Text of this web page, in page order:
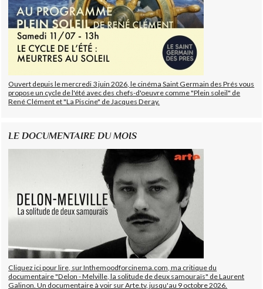
Ouvert depuis le mercredi 3 juin 2026, le cinéma Saint Germain des Prés vous
propose un cycle de l'été avec des chefs-d'oeuvre comme "Plein soleil" de
René Clément et "La Piscine" de Jacques Deray.
LE DOCUMENTAIRE DU MOIS
Cliquez ici pour lire, sur Inthemoodforcinema.com, ma critique du
documentaire "Delon - Melville, la solitude de deux samouraïs" de Laurent
Galinon. Un documentaire à voir sur Arte.tv, jusqu'au 9 octobre 2026.